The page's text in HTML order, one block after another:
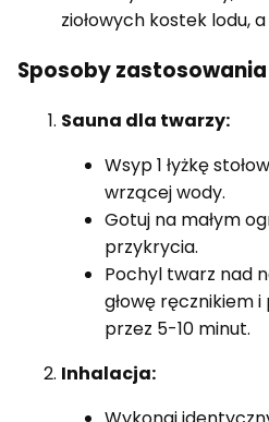
ziołowych kostek lodu,
Sposoby zastosowania
Sauna dla twarzy:
Wsyp 1 łyżkę
wrzącej wody.
Gotuj na małym
przykrycia.
Pochyl twarz nad
głowę ręcznikiem i
przez 5-10 minut.
Inhalacja: